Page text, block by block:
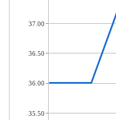
37.00
36.50
36.00
35.50